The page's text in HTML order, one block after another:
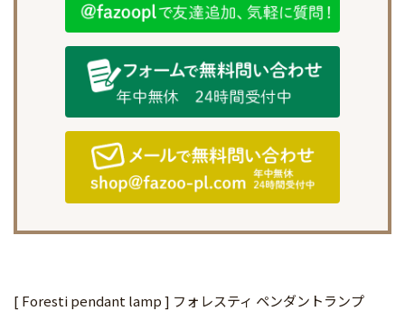
[ Foresti pendant lamp ] フォレスティ ペンダントランプ